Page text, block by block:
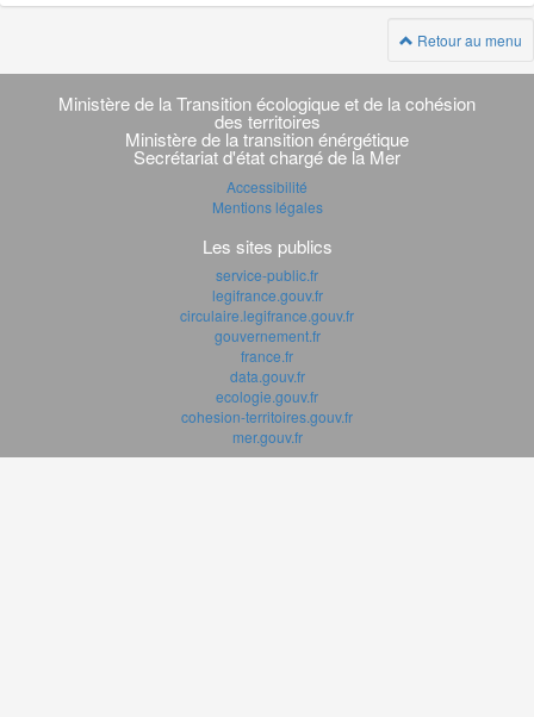
Retour au menu
Navigation
transverse
Ministère de la Transition écologique et de la cohésion
des territoires
Ministère de la transition énérgétique
Secrétariat d'état chargé de la Mer
Accessibilité
Mentions légales
Les sites publics
service-public.fr
legifrance.gouv.fr
circulaire.legifrance.gouv.fr
gouvernement.fr
france.fr
data.gouv.fr
ecologie.gouv.fr
cohesion-territoires.gouv.fr
mer.gouv.fr